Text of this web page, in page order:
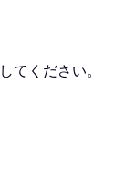
てください。